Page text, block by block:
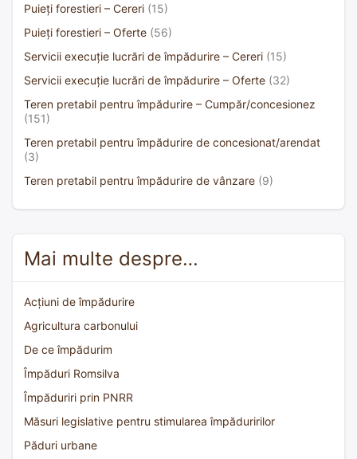
Puieți forestieri – Cereri (15)
Puieți forestieri – Oferte (56)
Servicii execuție lucrări de împădurire – Cereri (15)
Servicii execuție lucrări de împădurire – Oferte (32)
Teren pretabil pentru împădurire – Cumpăr/concesionez
(151)
Teren pretabil pentru împădurire de concesionat/arendat
(3)
Teren pretabil pentru împădurire de vânzare (9)
Mai multe despre…
Acțiuni de împădurire
Agricultura carbonului
De ce împădurim
Împăduri Romsilva
Împăduriri prin PNRR
Măsuri legislative pentru stimularea împăduririlor
Păduri urbane